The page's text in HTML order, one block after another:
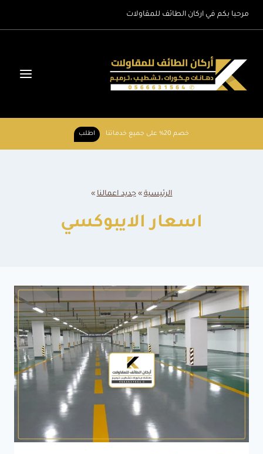
مرحبا بكم في اركان الطائف للمقاولات
خصم 20% على جميع خدماتنا اطلب
الرئيسية »جديد اعمالنا »
اسعار الايبوكسي